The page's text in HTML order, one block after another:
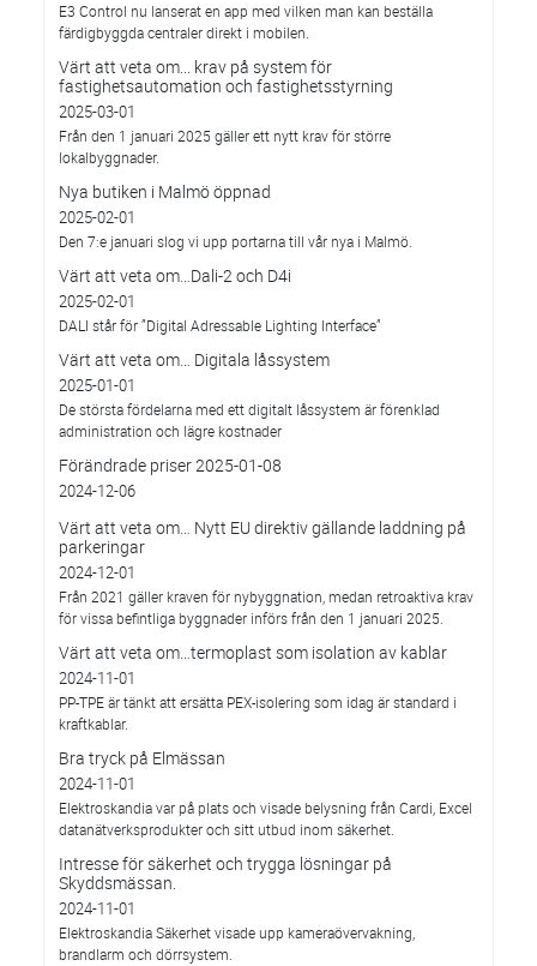
E3 Control nu lanserat en app med vilken man kan beställa
färdigbyggda centraler direkt i mobilen.
Värt att veta om... krav på system för
fastighetsautomation och fastighetsstyrning
2025-03-01
Från den 1 januari 2025 gäller ett nytt krav för större
lokalbyggnader.
Nya butiken i Malmö öppnad
2025-02-01
Den 7:e januari slog vi upp portarna till vår nya i Malmö.
Värt att veta om…Dali-2 och D4i
2025-02-01
DALI står för ”Digital Adressable Lighting Interface”
Värt att veta om… Digitala låssystem
2025-01-01
De största fördelarna med ett digitalt låssystem är förenklad
administration och lägre kostnader
Förändrade priser 2025-01-08
2024-12-06
Värt att veta om… Nytt EU direktiv gällande laddning på
parkeringar
2024-12-01
Från 2021 gäller kraven för nybyggnation, medan retroaktiva krav
för vissa befintliga byggnader införs från den 1 januari 2025.
Värt att veta om…termoplast som isolation av kablar
2024-11-01
PP-TPE är tänkt att ersätta PEX-isolering som idag är standard i
kraftkablar.
Bra tryck på Elmässan
2024-11-01
Elektroskandia var på plats och visade belysning från Cardi, Excel
datanätverksprodukter och sitt utbud inom säkerhet.
Intresse för säkerhet och trygga lösningar på
Skyddsmässan.
2024-11-01
Elektroskandia Säkerhet visade upp kameraövervakning,
brandlarm och dörrsystem.